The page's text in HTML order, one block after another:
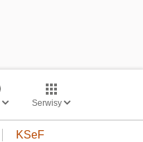
Serwisy
KSeF